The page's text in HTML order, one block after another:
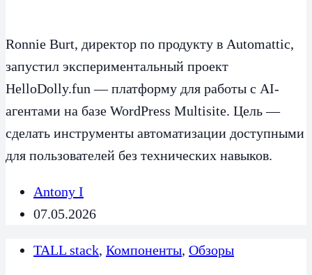
Ronnie Burt, директор по продукту в Automattic,
запустил экспериментальный проект
HelloDolly.fun — платформу для работы с AI-
агентами на базе WordPress Multisite. Цель —
сделать инструменты автоматизации доступными
для пользователей без технических навыков.
Antony I
07.05.2026
TALL stack, Компоненты, Обзоры